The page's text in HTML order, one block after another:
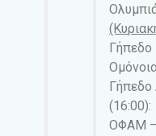
Γήπεδο
Γήπεδο
(16:00):
ΟΦΑΜ –